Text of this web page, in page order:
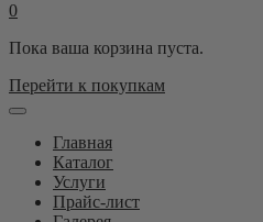
0
Пока ваша корзина пуста.
Перейти к покупкам
Главная
Каталог
Услуги
Прайс-лист